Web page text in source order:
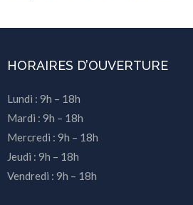
HORAIRES D’OUVERTURE
Lundi : 9h – 18h
Mardi : 9h – 18h
Mercredi : 9h – 18h
Jeudi : 9h – 18h
Vendredi : 9h – 18h